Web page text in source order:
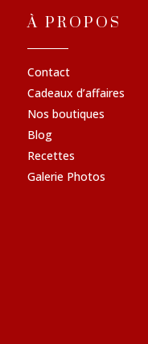
À PROPOS
Contact
Cadeaux d’affaires
Nos boutiques
Blog
Recettes
Galerie Photos